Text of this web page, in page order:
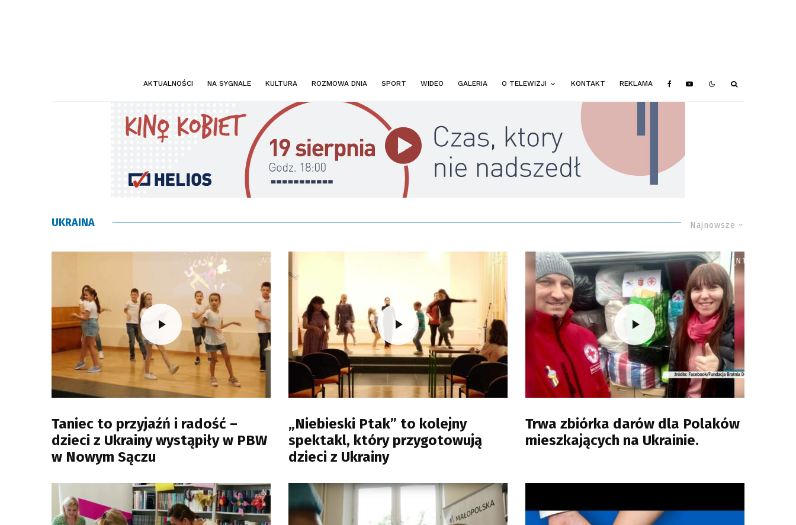
AKTUALNOŚCI NA SYGNALE KULTURA ROZMOWA DNIA SPORT WIDEO GALERIA O TELEWIZJI KONTAKT REKLAMA
Najnowsze
UKRAINA
Taniec to przyjaźń i radość –
dzieci z Ukrainy wystąpiły w PBW
w Nowym Sączu
„Niebieski Ptak” to kolejny
spektakl, który przygotowują
dzieci z Ukrainy
Trwa zbiórka darów dla Polaków
mieszkających na Ukrainie.